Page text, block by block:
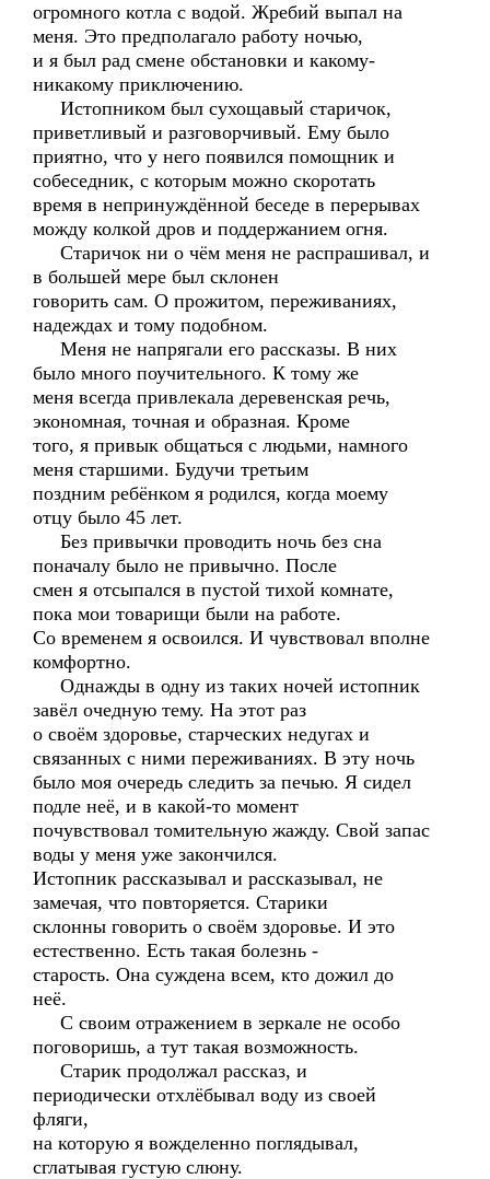
огромного котла с водой. Жребий выпал на
меня. Это предполагало работу ночью,
и я был рад смене обстановки и какому-
никакому приключению.
Истопником был сухощавый старичок,
приветливый и разговорчивый. Ему было
приятно, что у него появился помощник и
собеседник, с которым можно скоротать
время в непринуждённой беседе в перерывах
можду колкой дров и поддержанием огня.
Старичок ни о чём меня не распрашивал, и
в большей мере был склонен
говорить сам. О прожитом, переживаниях,
надеждах и тому подобном.
Меня не напрягали его рассказы. В них
было много поучительного. К тому же
меня всегда привлекала деревенская речь,
экономная, точная и образная. Кроме
того, я привык общаться с людьми, намного
меня старшими. Будучи третьим
поздним ребёнком я родился, когда моему
отцу было 45 лет.
Без привычки проводить ночь без сна
поначалу было не привычно. После
смен я отсыпался в пустой тихой комнате,
пока мои товарищи были на работе.
Со временем я освоился. И чувствовал вполне
комфортно.
Однажды в одну из таких ночей истопник
завёл очедную тему. На этот раз
о своём здоровье, старческих недугах и
связанных с ними переживаниях. В эту ночь
было моя очередь следить за печью. Я сидел
подле неё, и в какой-то момент
почувствовал томительную жажду. Свой запас
воды у меня уже закончился.
Истопник рассказывал и рассказывал, не
замечая, что повторяется. Старики
склонны говорить о своём здоровье. И это
естественно. Есть такая болезнь -
старость. Она суждена всем, кто дожил до
неё.
С своим отражением в зеркале не особо
поговоришь, а тут такая возможность.
Старик продолжал рассказ, и
периодически отхлёбывал воду из своей
фляги,
на которую я вожделенно поглядывал,
сглатывая густую слюну.